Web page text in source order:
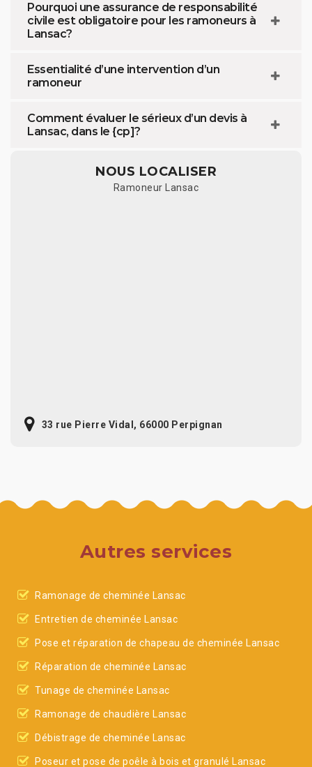
Pourquoi une assurance de responsabilité
civile est obligatoire pour les ramoneurs à
Lansac?
Essentialité d’une intervention d’un
ramoneur
Comment évaluer le sérieux d’un devis à
Lansac, dans le {cp]?
NOUS LOCALISER
Ramoneur Lansac
33 rue Pierre Vidal, 66000 Perpignan
Autres services
Ramonage de cheminée Lansac
Entretien de cheminée Lansac
Pose et réparation de chapeau de cheminée Lansac
Réparation de cheminée Lansac
Tunage de cheminée Lansac
Ramonage de chaudière Lansac
Débistrage de cheminée Lansac
Poseur et pose de poêle à bois et granulé Lansac